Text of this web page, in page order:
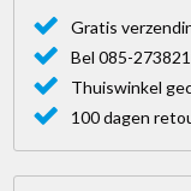
Gratis
Bel 085-
Thuiswinkel
100 dagen